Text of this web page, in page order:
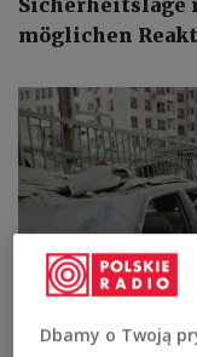
Sicherheitslage
möglichen
Dbamy o Twoją